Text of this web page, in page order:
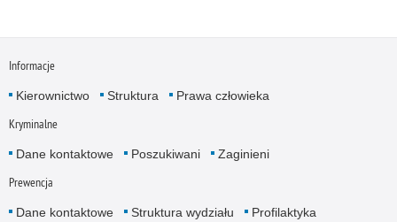
Informacje
Kierownictwo Struktura Prawa człowieka
Kryminalne
Dane kontaktowe Poszukiwani Zaginieni
Prewencja
Dane kontaktowe Struktura wydziału
Profilaktyka